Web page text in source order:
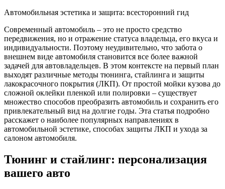
Автомобильная эстетика и защита: всесторонний гид
Современный автомобиль – это не просто средство
передвижения, но и отражение статуса владельца, его вкуса и
индивидуальности. Поэтому неудивительно, что забота о
внешнем виде автомобиля становится все более важной
задачей для автовладельцев. В этом контексте на первый план
выходят различные методы тюнинга, стайлинга и защиты
лакокрасочного покрытия (ЛКП). От простой мойки кузова до
сложной оклейки пленкой или полировки – существует
множество способов преобразить автомобиль и сохранить его
привлекательный вид на долгие годы. Эта статья подробно
расскажет о наиболее популярных направлениях в
автомобильной эстетике, способах защиты ЛКП и ухода за
салоном автомобиля.
Тюнинг и стайлинг: персонализация
вашего авто